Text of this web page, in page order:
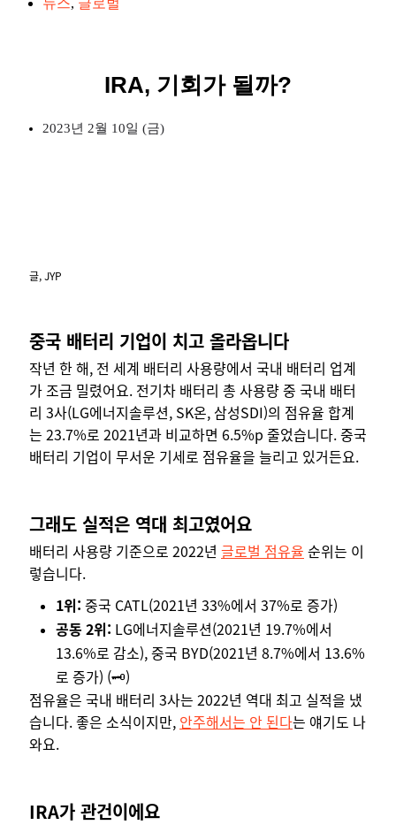
IRA, 기회가 될까?
2023년 2월 10일 (금)
글,JYP
중국 배터리 기업이 치고 올라옵니다
작년 한 해, 전 세계 배터리 사용량에서 국내 배터리 업계
가 조금 밀렸어요. 전기차 배터리 총 사용량 중 국내 배터
리 3사(LG에너지솔루션, SK온, 삼성SDI)의 점유율 합계
는 23.7%로 2021년과 비교하면 6.5%p 줄었습니다. 중국
배터리 기업이 무서운 기세로 점유율을 늘리고 있거든요.
그래도 실적은 역대 최고였어요
배터리 사용량 기준으로 2022년 글로벌 점유율 순위는 이
렇습니다.
1위: 중국 CATL(2021년 33%에서 37%로 증가)
공동 2위: LG에너지솔루션(2021년 19.7%에서
13.6%로 감소), 중국 BYD(2021년 8.7%에서 13.6%
로 증가) (🗝️)
점유율은 국내 배터리 3사는 2022년 역대 최고 실적을 냈
습니다. 좋은 소식이지만, 안주해서는 안 된다는 얘기도 나
와요.
IRA가 관건이에요